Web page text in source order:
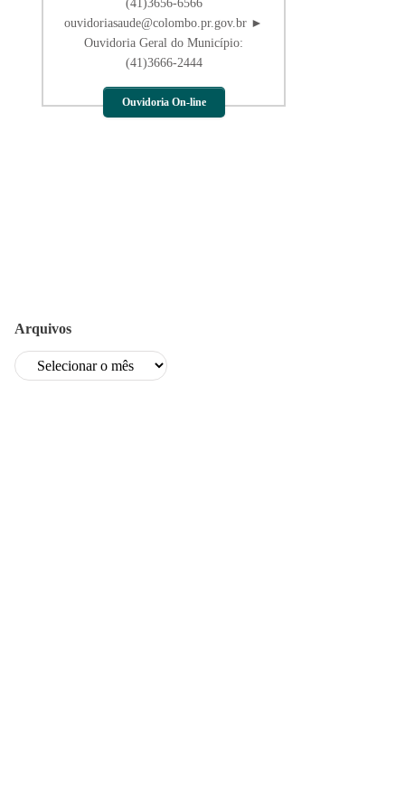
(41)3656-6566
ouvidoriasaude@colombo.pr.gov.br ►
Ouvidoria Geral do Município:
(41)3666-2444
Ouvidoria On-line
Arquivos